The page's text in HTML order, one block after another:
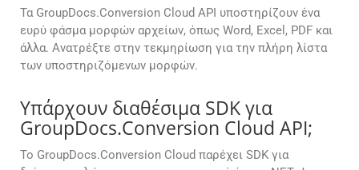
Τα GroupDocs.Conversion Cloud API υποστηρίζουν ένα
ευρύ φάσμα μορφών αρχείων, όπως Word, Excel, PDF και
άλλα. Ανατρέξτε στην τεκμηρίωση για την πλήρη λίστα
των υποστηριζόμενων μορφών.
Υπάρχουν διαθέσιμα SDK για
GroupDocs.Conversion Cloud API;
Το GroupDocs.Conversion Cloud παρέχει SDK για